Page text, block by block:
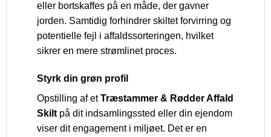
eller bortskaffes på en måde, der gavner
jorden. Samtidig forhindrer skiltet forvirring og
potentielle fejl i affaldssorteringen, hvilket
sikrer en mere strømlinet proces.
Styrk din grøn profil
Opstilling af etTræstammer & Rødder Affald
Skilt på dit indsamlingssted eller din ejendom
viser dit engagement i miljøet. Det er en